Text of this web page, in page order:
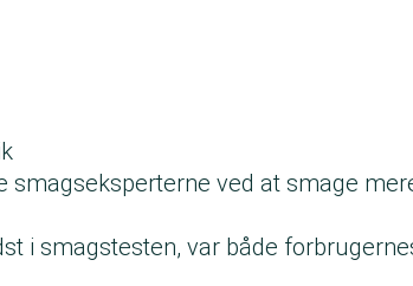
smagseksperterne ved at smage
i smagstesten, var både